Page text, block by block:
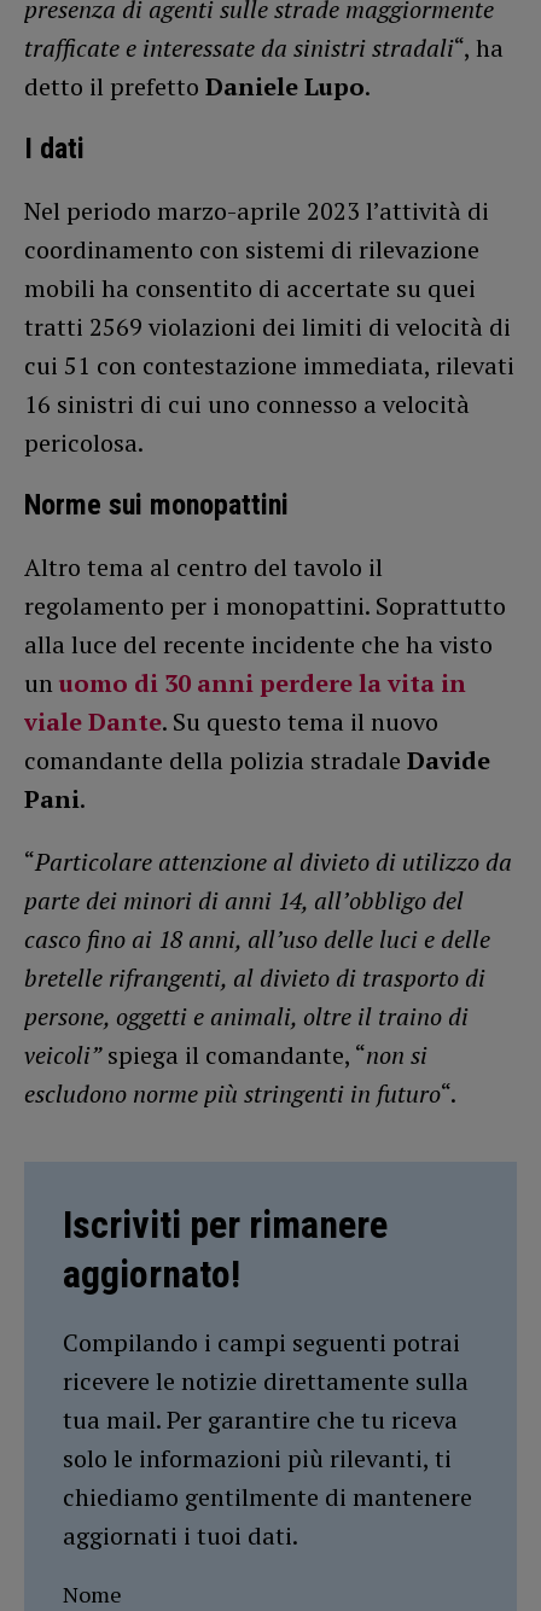
presenza di agenti sulle strade maggiormente
trafficate e interessate da sinistri stradali“, ha
detto il prefetto Daniele Lupo.
I dati
Nel periodo marzo-aprile 2023 l’attività di
coordinamento con sistemi di rilevazione
mobili ha consentito di accertate su quei
tratti 2569 violazioni dei limiti di velocità di
cui 51 con contestazione immediata, rilevati
16 sinistri di cui uno connesso a velocità
pericolosa.
Norme sui monopattini
Altro tema al centro del tavolo il
regolamento per i monopattini. Soprattutto
alla luce del recente incidente che ha visto
unuomo di 30 anni perdere la vita in
viale Dante. Su questo tema il nuovo
comandante della polizia stradale Davide
Pani.
“Particolare attenzione al divieto di utilizzo da
parte dei minori di anni 14, all’obbligo del
casco fino ai 18 anni, all’uso delle luci e delle
bretelle rifrangenti, al divieto di trasporto di
persone, oggetti e animali, oltre il traino di
veicoli”spiega il comandante, “non si
escludono norme più stringenti in futuro“.
Iscriviti per rimanere
aggiornato!
Compilando i campi seguenti potrai
ricevere le notizie direttamente sulla
tua mail. Per garantire che tu riceva
solo le informazioni più rilevanti, ti
chiediamo gentilmente di mantenere
aggiornati i tuoi dati.
Nome